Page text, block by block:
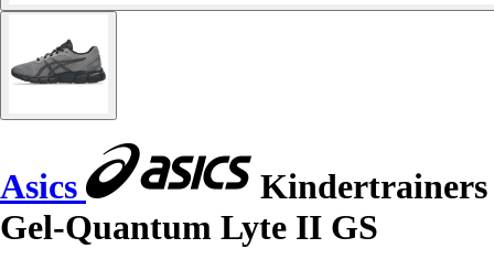
Asics
Kindertrainers
Gel-Quantum Lyte II GS